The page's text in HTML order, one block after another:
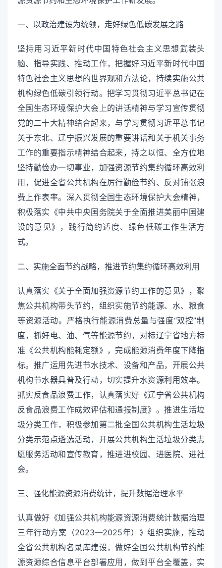
一、以政治建设为统领，走好绿色低碳发展之路
坚持用习近平新时代中国特色社会主义思想武装头
脑、指导实践、推动工作，把握好习近平新时代中国
特色社会主义思想的世界观和方法论，持续实施公共
机构绿色低碳引领行动。把学习贯彻习近平总书记在
全国生态环境保护大会上的讲话精神与学习宣传贯彻
党的二十大精神结合起来，与学习贯彻习近平总书记
关于东北、辽宁振兴发展的重要讲话和关于机关事务
工作的重要指示精神结合起来，持之以恒、全方位地
坚持勤俭办一切事业，加强资源节约集约循环高效利
用，促进全省公共机构在厉行勤俭节约、反对铺张浪
费上作表率。深入贯彻全国生态环境保护大会精神，
积极落实《中共中央国务院关于全面推进美丽中国建
设的意见》，践行简约适度、绿色低碳工作生活方
式。
二、实施全面节约战略，推进节约集约循环高效利用
认真落实《关于全面加强资源节约工作的意见》，聚
焦公共机构带头节约，组织实施节约能源、水、粮食
等资源活动。严格执行能源消费总量与强度“双控”制
度，抓好电、油、气等能源节约，对标辽宁省地方标
准《公共机构能耗定额》，完成能源消费年度下降指
标。推广运用先进节水技术、设备和产品，开展公共
机构节水器具普及行动，切实提升水资源利用效率。
抓实反食品浪费工作，认真落实好《辽宁省公共机构
反食品浪费工作成效评估和通报制度》。推进生活垃
圾分类工作，积极参加第二批全国公共机构生活垃圾
分类示范点遴选活动，开展公共机构生活垃圾分类志
愿服务活动和宣传教育，推进进校园、进医院、进社
会。
三、强化能源资源消费统计，提升数据治理水平
认真做好《加强公共机构能源资源消费统计数据治理
三年行动方案（2023—2025年）》组织实施，推动
全省公共机构名录库建设，做好全国公共机构节约能
源资源综合信息平台部署应用，做到平台全覆盖，实